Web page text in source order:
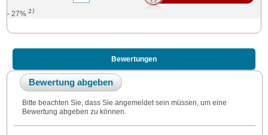
- 27%2)
Bewertungen
Bewertung abgeben
Bitte beachten Sie, dass Sie angemeldet sein müssen, um eine
Bewertung abgeben zu können.